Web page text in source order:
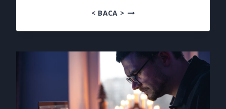
< BACA >EMAIL
KINI
SESI
LOGIN